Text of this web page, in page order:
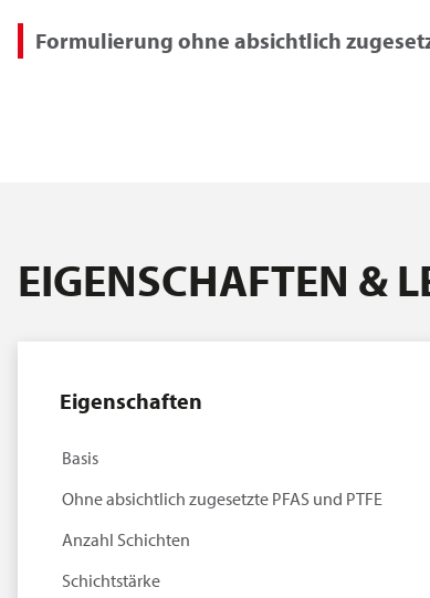
Formulierung ohne absichtlich
EIGENSCHAFTEN &
Eigenschaften
Basis
Ohne absichtlich zugesetzte PFAS und PTFE
Anzahl Schichten
Schichtstärke